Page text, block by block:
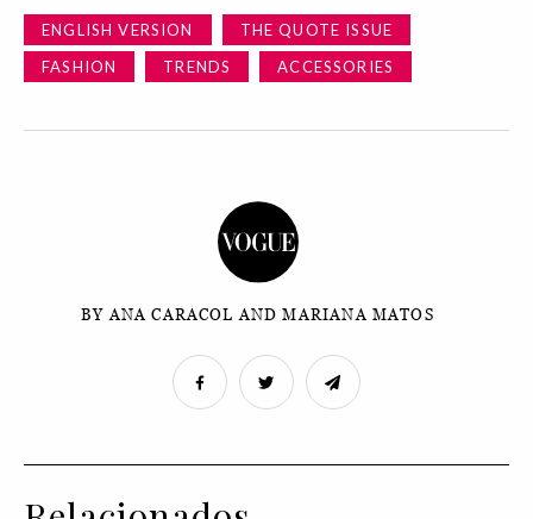
ENGLISH VERSION
THE QUOTE ISSUE
FASHION
TRENDS ACCESSORIES
BY ANA CARACOL AND MARIANA MATOS